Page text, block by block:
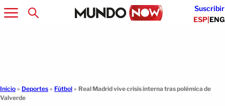
Suscribir
ESP|ENG
Inicio » Deportes » Fútbol » Real Madrid vive crisis interna tras polémica de
Valverde